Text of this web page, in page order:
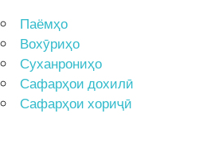
Паёмҳо
Вохӯриҳо
Суханрониҳо
Сафарҳои дохилӣ
Сафарҳои хориҷӣ